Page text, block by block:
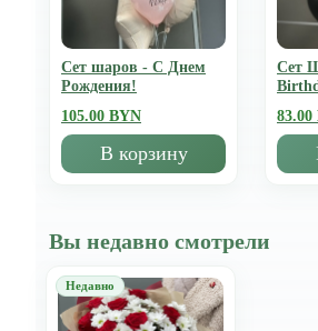
Сет шаров - С Днем
Рождения!
105.00 BYN
В корзину
Сет
83.00
Вы недавно смотрели